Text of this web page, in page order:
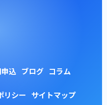
込 ブログ コラム
リシー サイトマップ